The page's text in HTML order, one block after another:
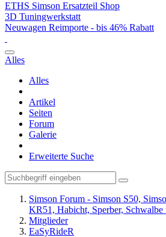
ETHS Simson Ersatzteil Shop
3D Tuningwerkstatt
Neuwagen Reimporte - bis 46% Rabatt
Alles
Alles
Artikel
Seiten
Forum
Galerie
Erweiterte Suche
Simson Forum - Simson S50,
KR51, Habicht, Sperber, Schwalbe
Mitglieder
EaSyRideR